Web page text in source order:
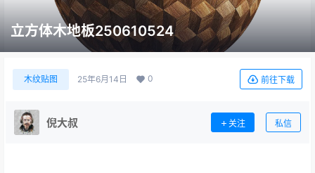
立方体木地板250610524
木纹贴图 25年6月14日 0 前往下载
倪大叔 关注 私信